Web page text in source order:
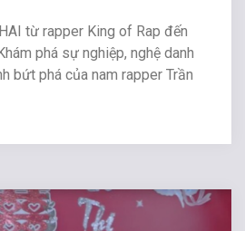
từ rapper King of Rap đến
phá sự nghiệp, nghệ danh
bứt phá của nam rapper Trần